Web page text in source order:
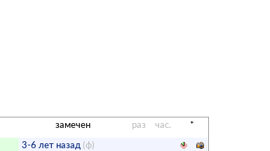
замечен раз час.
*
3-6 лет назад (ф)